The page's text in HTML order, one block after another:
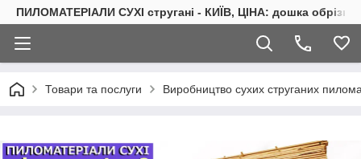
ПИЛОМАТЕРІАЛИ СУХІ стругані - КИЇВ, ЦІНА: дошка обрізна
Товари та послуги Виробництво сухих струганих